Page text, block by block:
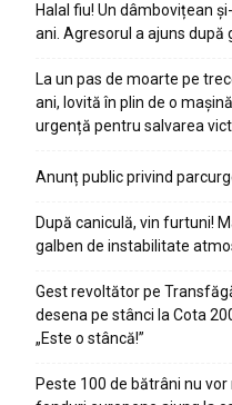
Halal fiu! Un dâmbovițean
ani. Agresorul a ajuns după
La un pas de moarte pe
ani, lovită în plin de o
urgență pentru salvarea
Anunț public privind
După caniculă, vin furtuni!
galben de instabilitate
Gest revoltător pe
desena pe stânci la Cota
„Este o stâncă!”
Peste 100 de bătrâni nu